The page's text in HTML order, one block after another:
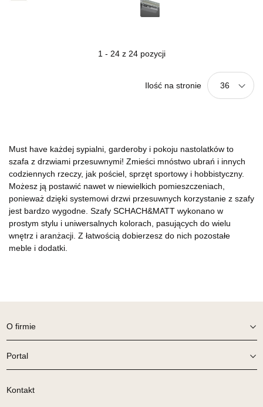
1 - 24 z 24 pozycji
Ilość na stronie 36
Must have każdej sypialni, garderoby i pokoju nastolatków to
szafa z drzwiami przesuwnymi! Zmieści mnóstwo ubrań i innych
codziennych rzeczy, jak pościel, sprzęt sportowy i hobbistyczny.
Możesz ją postawić nawet w niewielkich pomieszczeniach,
ponieważ dzięki systemowi drzwi przesuwnych korzystanie z szafy
jest bardzo wygodne. Szafy SCHACH&MATT wykonano w
prostym stylu i uniwersalnych kolorach, pasujących do wielu
wnętrz i aranżacji. Z łatwością dobierzesz do nich pozostałe
meble i dodatki.
O firmie
Portal
Kontakt